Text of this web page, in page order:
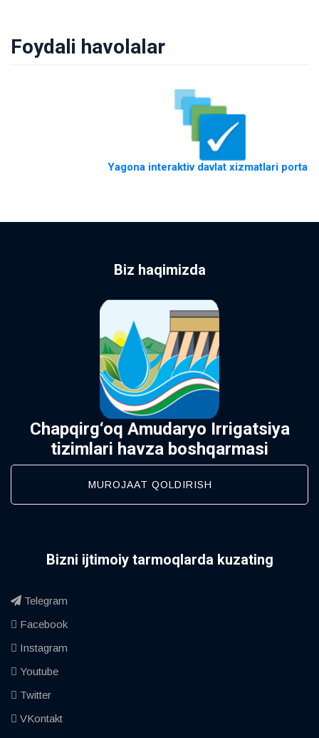
Foydali havolalar
Yagona interaktiv davlat xizmatlari portali
Biz haqimizda
Chapqirg‘oq Amudaryo Irrigatsiya
tizimlari havza boshqarmasi
MUROJAAT QOLDIRISH
Bizni ijtimoiy tarmoqlarda kuzating
Telegram
Facebook
Instagram
Youtube
Twitter
VKontakt